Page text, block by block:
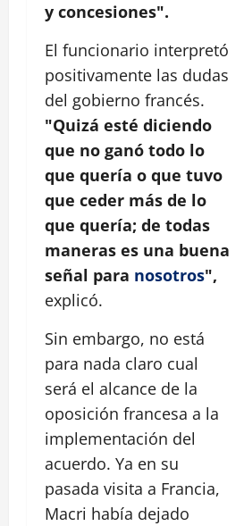
y concesiones".
El funcionario interpretó
positivamente las dudas
del gobierno francés.
"Quizá esté diciendo
que no ganó todo lo
que quería o que tuvo
que ceder más de lo
que quería; de todas
maneras es una buena
señal para nosotros",
explicó.
Sin embargo, no está
para nada claro cual
será el alcance de la
oposición francesa a la
implementación del
acuerdo. Ya en su
pasada visita a Francia,
Macri había dejado